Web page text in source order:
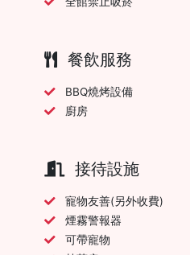
餐飲服務
BBQ燒烤設備
廚房
接待設施
寵物友善(另外收費)
煙霧警報器
可帶寵物